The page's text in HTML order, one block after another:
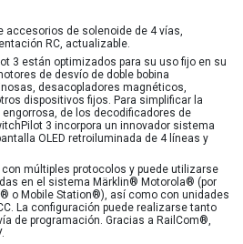
accesorios de solenoide de 4 vías,
RC, actualizable.
3 están optimizados para su uso fijo en su
de desvío de doble bobina
desacopladores magnéticos,
dispositivos fijos. Para simplificar la
de los decodificadores de
3 incorpora un innovador sistema
OLED retroiluminada de 4 líneas y
múltiples protocolos y puede utilizarse
en el sistema Märklin® Motorola® (por
o Mobile Station®), así como con unidades
La configuración puede realizarse tanto
de programación. Gracias a RailCom®,